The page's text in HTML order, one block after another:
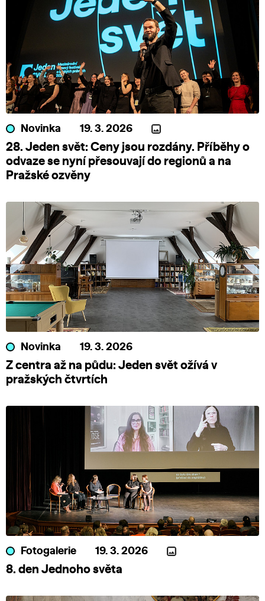
Novinka 19. 3. 2026
28. Jeden svět: Ceny jsou rozdány. Příběhy o
odvaze se nyní přesouvají do regionů a na
Pražské ozvěny
Novinka 19. 3. 2026
Z centra až na půdu: Jeden svět ožívá v
pražských čtvrtích
Fotogalerie 19. 3. 2026
8. den Jednoho světa